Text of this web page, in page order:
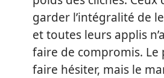
garder l’intégralité de
et toutes leurs applis
faire de compromis. Le
faire hésiter, mais le